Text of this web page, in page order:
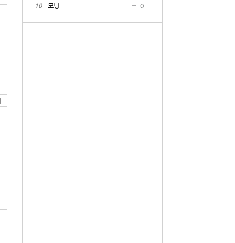
10
모닝 0